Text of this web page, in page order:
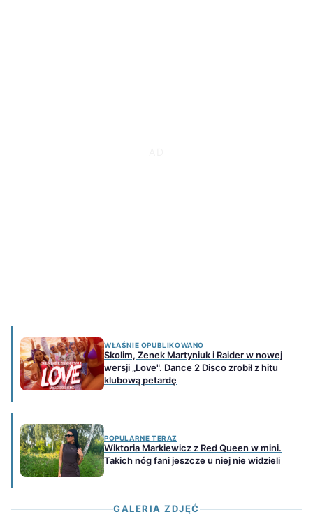
WŁAŚNIE OPUBLIKOWANO
Skolim, Zenek Martyniuk i Raider w nowej
wersji „Love". Dance 2 Disco zrobił z hitu
klubową petardę
POPULARNE TERAZ
Wiktoria Markiewicz z Red Queen w mini.
Takich nóg fani jeszcze u niej nie widzieli
GALERIA ZDJĘĆ